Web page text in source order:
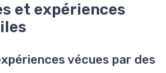
et expériences
vécues par des